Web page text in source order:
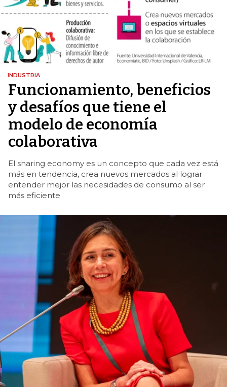
INDUSTRIA
Funcionamiento, beneficios
y desafíos que tiene el
modelo de economía
colaborativa
El sharing economy es un concepto que cada vez está
más en tendencia, crea nuevos mercados al lograr
entender mejor las necesidades de consumo al ser
más eficiente